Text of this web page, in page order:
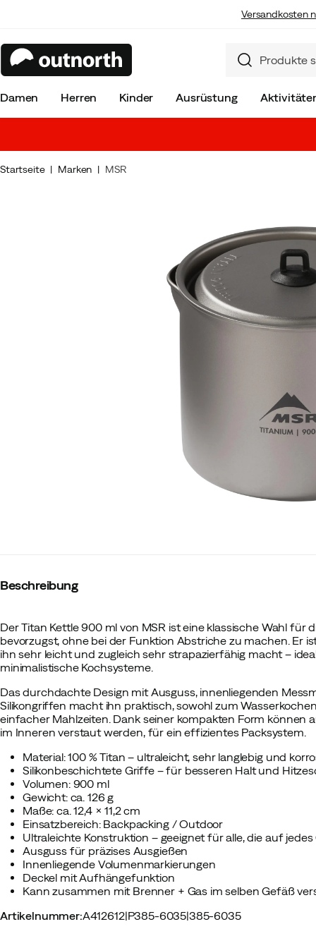
Versandkosten
Damen Herren Kinder Ausrüstung
Startseite Marken MSR
Beschreibung
Der Titan Kettle 900 ml von MSR ist eine klassische Wahl für
bevorzugst, ohne bei der Funktion Abstriche zu machen. Er
ihn sehr leicht und zugleich sehr strapazierfähig macht –
minimalistische Kochsysteme.
Das durchdachte Design mit Ausguss, innenliegenden
Silikongriffen macht ihn praktisch, sowohl zum
einfacher Mahlzeiten. Dank seiner kompakten Form können
im Inneren verstaut werden, für ein effizientes Packsystem.
Material: 100 % Titan – ultraleicht, sehr langlebig und
Silikonbeschichtete Griffe – für besseren Halt und
Volumen: 900 ml
Gewicht: ca. 126 g
Maße: ca. 12,4 × 11,2 cm
Einsatzbereich: Backpacking / Outdoor
Ultraleichte Konstruktion – geeignet für alle, die auf
Ausguss für präzises Ausgießen
Innenliegende Volumenmarkierungen
Deckel mit Aufhängefunktion
Kann zusammen mit Brenner + Gas im selben Gefäß
Artikelnummer:A412612|P385-6035|385-6035